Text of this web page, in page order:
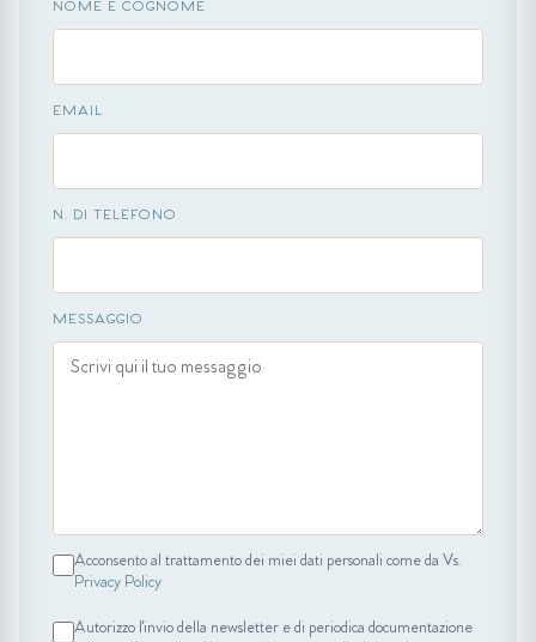
NOME E COGNOME
EMAIL
N. DI TELEFONO
MESSAGGIO
Acconsento al trattamento dei miei dati personali come da Vs.
Privacy Policy
Autorizzo l'invio della newsletter e di periodica documentazione